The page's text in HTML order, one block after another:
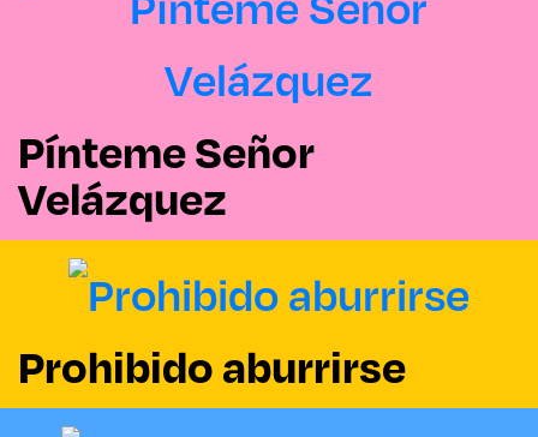
Pínteme Señor
Velázquez
Prohibido aburrirse